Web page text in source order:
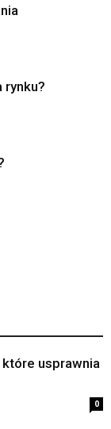
rynku?
usprawnia
0